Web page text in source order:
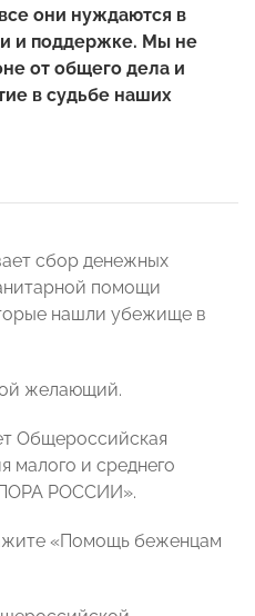
они нуждаются в
и поддержке. Мы не
от общего дела и
в судьбе наших
сбор денежных
помощи
нашли убежище в
желающий.
Общероссийская
малого и среднего
РОССИИ».
«Помощь беженцам